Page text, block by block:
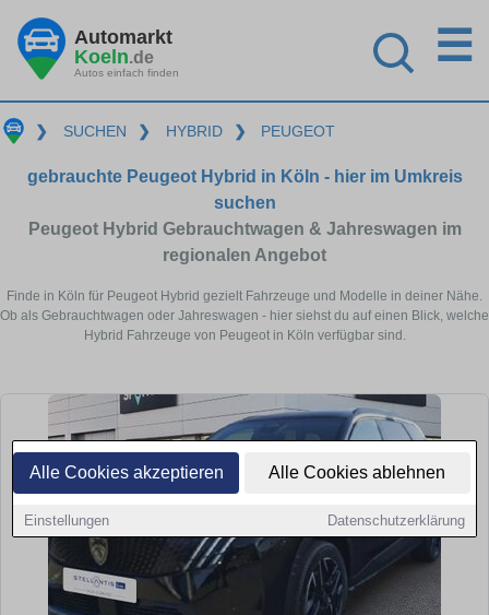
Alle Cookies akzeptieren Alle Cookies ablehnen
Einstellungen Datenschutzerklärung
Automarkt
Koeln.de
Autos einfach finden
☰
❯ SUCHEN ❯ HYBRID ❯ PEUGEOT
gebrauchte Peugeot Hybrid in Köln - hier im Umkreis
suchen
Peugeot Hybrid Gebrauchtwagen & Jahreswagen im
regionalen Angebot
Finde in Köln für Peugeot Hybrid gezielt Fahrzeuge und Modelle in deiner Nähe.
Ob als Gebrauchtwagen oder Jahreswagen - hier siehst du auf einen Blick, welche
Hybrid Fahrzeuge von Peugeot in Köln verfügbar sind.